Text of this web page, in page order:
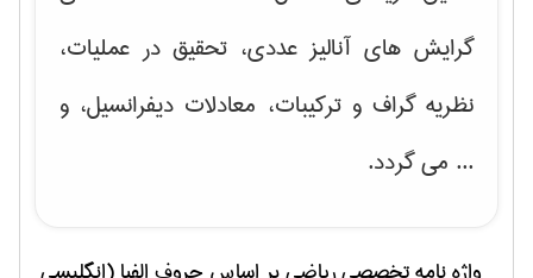
گرایش های آنالیز عددی، تحقیق در عملیات،
نظریه گراف و تركیبات، معادلات دیفرانسیل، و
... می گردد.